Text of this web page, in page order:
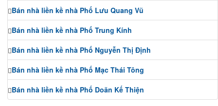
Bán nhà liền kề nhà Phố Lưu Quang Vũ
Bán nhà liền kề nhà Phố Trung Kính
Bán nhà liền kề nhà Phố Nguyễn Thị Định
Bán nhà liền kề nhà Phố Mạc Thái Tông
Bán nhà liền kề nhà Phố Doãn Kế Thiện